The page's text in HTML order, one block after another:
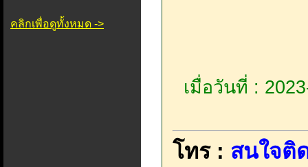
คลิกเพื่อดูทั้งหมด ->
เมื่อวันที่ :
โทร : สนใจติ